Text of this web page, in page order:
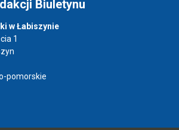
Biuletynu
w Łabiszynie
1
pomorskie